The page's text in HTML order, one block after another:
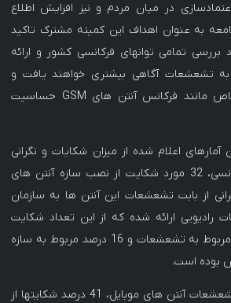
در میان مردم و نیز افزایش اطلاع
به عنوان اهداف این کمیته مشترک تاکید
بررسی تمامی توانهای فرکانسی کشور و ارائه
تشعشعات آگاهی بیشتری خواهند یافت و
نسبت به یک مقوله خاص مانند فرکانس آنتن های GSM حساسیت
اعلام شده از میزان شکایات و نگرانی
مردم از تشعشعات فرکانسی، 32 مورد شکایت از نصب سازه آنتن های
از بابت تشعشعات این آنتن ها به سازمان
رادیویی ارائه شده که از این تعداد شکایت
دریافت شده، 84 درصد مربوط به تشعشعات و 16 درصد مربوط به سازه
از حیث نگرانی مردم از تشعشعات آنتن های موبایل، 41 درصد شکایتها از